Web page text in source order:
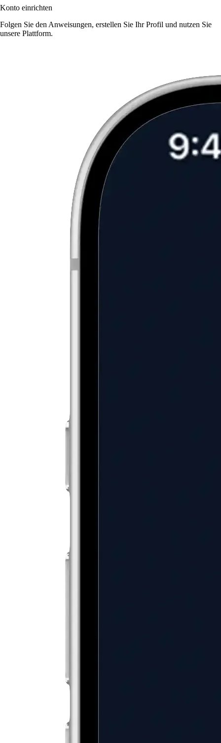
Konto einrichten
Folgen Sie den Anweisungen, erstellen Sie Ihr Profil und nutzen Sie
unsere Plattform.